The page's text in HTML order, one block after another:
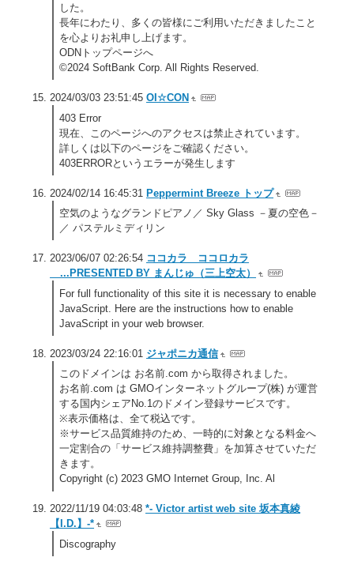
した。
長年にわたり、多くの皆様にご利用いただきましたこと
を心よりお礼申し上げます。
ODNトップページへ
©2024 SoftBank Corp. All Rights Reserved.
2024/03/03 23:51:45 OI☆CON
403 Error
現在、このページへのアクセスは禁止されています。
詳しくは以下のページをご確認ください。
403ERRORというエラーが発生します
2024/02/14 16:45:31 Peppermint Breeze トップ
空気のようなグランドピアノ／ Sky Glass －夏の空色－
／ パステルミディリン
2023/06/07 02:26:54 ココカラ ココロカラ
...PRESENTED BY まんじゅ（三上空太）
For full functionality of this site it is necessary to enable
JavaScript. Here are the instructions how to enable
JavaScript in your web browser.
2023/03/24 22:16:01 ジャポニカ通信
このドメインは お名前.com から取得されました。
お名前.com は GMOインターネットグループ(株) が運営
する国内シェアNo.1のドメイン登録サービスです。
※表示価格は、全て税込です。
※サービス品質維持のため、一時的に対象となる料金へ
一定割合の「サービス維持調整費」を加算させていただ
きます。
Copyright (c) 2023 GMO Internet Group, Inc. Al
2022/11/19 04:03:48 *- Victor artist web site 坂本真綾
【I.D.】-*
Discography